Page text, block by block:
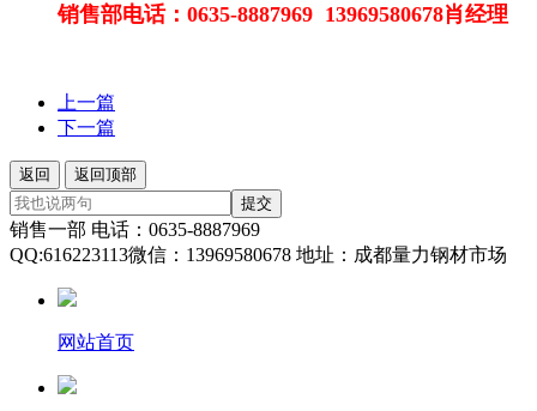
销售部电话： 0635-8887969 13969580678肖经理
上一篇
下一篇
返回
返回顶部
提交
销售一部 电话：0635-8887969
QQ:616223113微信：13969580678 地址：成都量力钢材市场
网站首页